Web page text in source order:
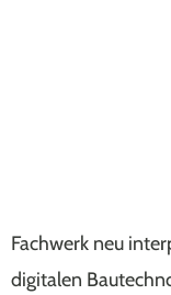
Fachwerk neu
digitalen